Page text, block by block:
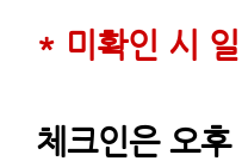
* 미확인 시
체크인은 오